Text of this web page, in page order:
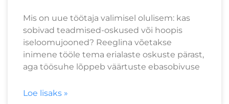
Mis on uue töötaja valimisel olulisem: kas
sobivad teadmised-oskused või hoopis
iseloomujooned? Reeglina võetakse
inimene tööle tema erialaste oskuste pärast,
aga töösuhe lõppeb väärtuste ebasobivuse
Loe lisaks »